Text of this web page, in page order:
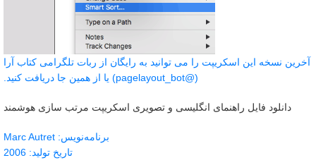
آخرین نسخه این اسکریپت را می توانید به رایگان از ربات تلگرامی کتاب آرا
(@pagelayout_bot) یا از همین جا دریافت کنید.
دانلود فایل راهنمای انگلیسی و تصویری اسکریپت مرتب سازی هوشمند
برنامه‌نویس: Marc Autret
تاریخ تولید: 2006